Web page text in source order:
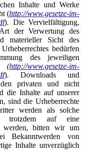
Inhalte und Werke
(http://www.gesetze-im-
). Die Vervielfältigung,
der Verwertung des
materieller Sicht des
bedürfen
des jeweiligen
(http://www.gesetze-im-
). Downloads und
privaten und nicht
die Inhalte auf unserer
sind die Urheberrechte
werden als solche
trotzdem auf eine
werden, bitten wir um
Bekanntwerden von
Inhalte unverzüglich